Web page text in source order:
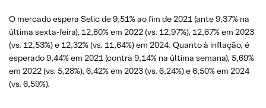
O mercado espera Selic de 9,51% ao fim de 2021 (ante 9,37% na
última sexta-feira), 12,80% em 2022 (vs. 12,97%), 12,67% em 2023
(vs. 12,53%) e 12,32% (vs. 11,64%) em 2024. Quanto à inflação, é
esperado 9,44% em 2021 (contra 9,14% na última semana), 5,69%
em 2022 (vs. 5,28%), 6,42% em 2023 (vs. 6,24%) e 6,50% em 2024
(vs. 6,59%).